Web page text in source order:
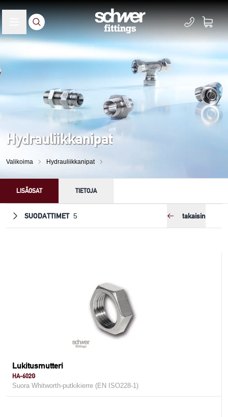
Hydrauliikkanipat
Valikoima Hydrauliikkanipat
LISÄOSAT TIETOJA
SUODATTIMET 5 takaisin
Lukitusmutteri
HA-602G
Suora Whitworth-putkikierre (EN ISO228-1)